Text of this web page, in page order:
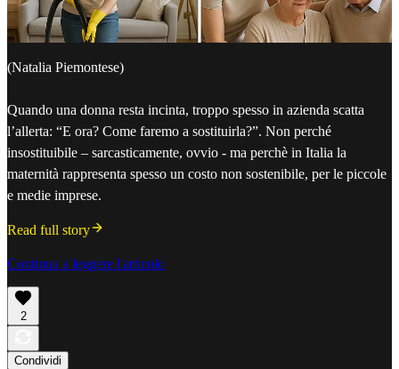
(Natalia Piemontese)
Quando una donna resta incinta, troppo spesso in azienda scatta
l’allerta: “E ora? Come faremo a sostituirla?”. Non perché
insostituibile – sarcasticamente, ovvio - ma perchè in Italia la
maternità rappresenta spesso un costo non sostenibile, per le piccole
e medie imprese.
Read full story
Continua a leggere l'articolo
2
Condividi